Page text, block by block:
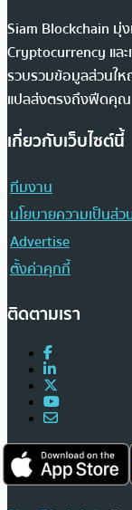
Siam Blockchain มุ่
Cryptocurrency และ
รวบรวมข้อมูลส่วนให
แปลส่งตรงถึงฟีดคุณ
เกี่ยวกับเว็บไซต์นี้
ทีมงาน
นโยบายความเป็นส่ว
Advertise
ตั้งค่าคุกกี้
ติดตามเรา